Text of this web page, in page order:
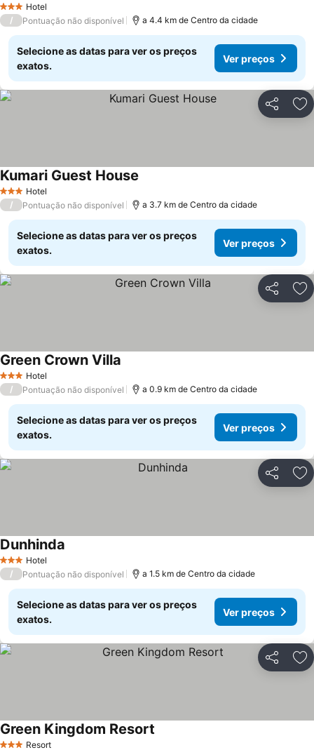
3 EstrelasHotel
/ Pontuação não disponível a 4.4 km de Centro da cidade
Selecione as datas para ver os preços
exatos.
Ver preços
Partilhar
3 EstrelasHotel
Kumari Guest House
/ Pontuação não disponível a 3.7 km de Centro da cidade
Selecione as datas para ver os preços
exatos.
Ver preços
Partilhar
3 EstrelasHotel
Green Crown Villa
/ Pontuação não disponível a 0.9 km de Centro da cidade
Selecione as datas para ver os preços
exatos.
Ver preços
Partilhar
3 EstrelasHotel
Dunhinda
/ Pontuação não disponível a 1.5 km de Centro da cidade
Selecione as datas para ver os preços
exatos.
Ver preços
Partilhar
Resort
Green Kingdom Resort